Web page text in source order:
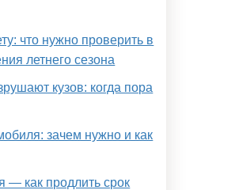
что нужно проверить в
летнего сезона
кузов: когда пора
зачем нужно и как
— как продлить срок